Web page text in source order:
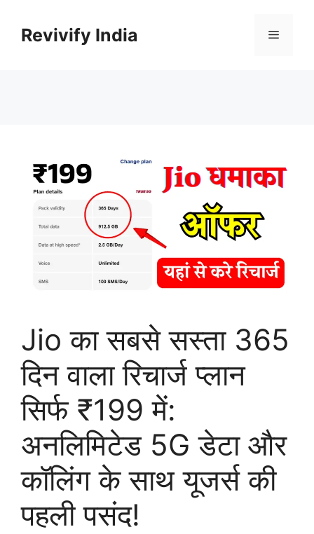
contentRevivify India Menu
Jio का सबसे सस्ता 365
दिन वाला रिचार्ज प्लान
सिर्फ ₹199 में:
अनलिमिटेड 5G डेटा और
कॉलिंग के साथ यूजर्स की
पहली पसंद!